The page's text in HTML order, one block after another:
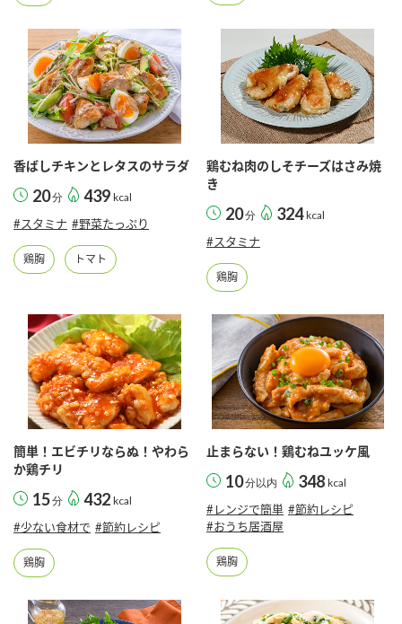
香ばしチキンとレタスのサラダ
20分 439 kcal
#スタミナ #野菜たっぷり
鶏胸 トマト
鶏むね肉のしそチーズはさみ焼
き
20分 324 kcal
#スタミナ
鶏胸
簡単！エビチリならぬ！やわら
か鶏チリ
15分 432 kcal
#少ない食材で #節約レシピ
鶏胸
止まらない！鶏むねユッケ風
10分以内 348 kcal
#レンジで簡単 #節約レシピ
#おうち居酒屋
鶏胸